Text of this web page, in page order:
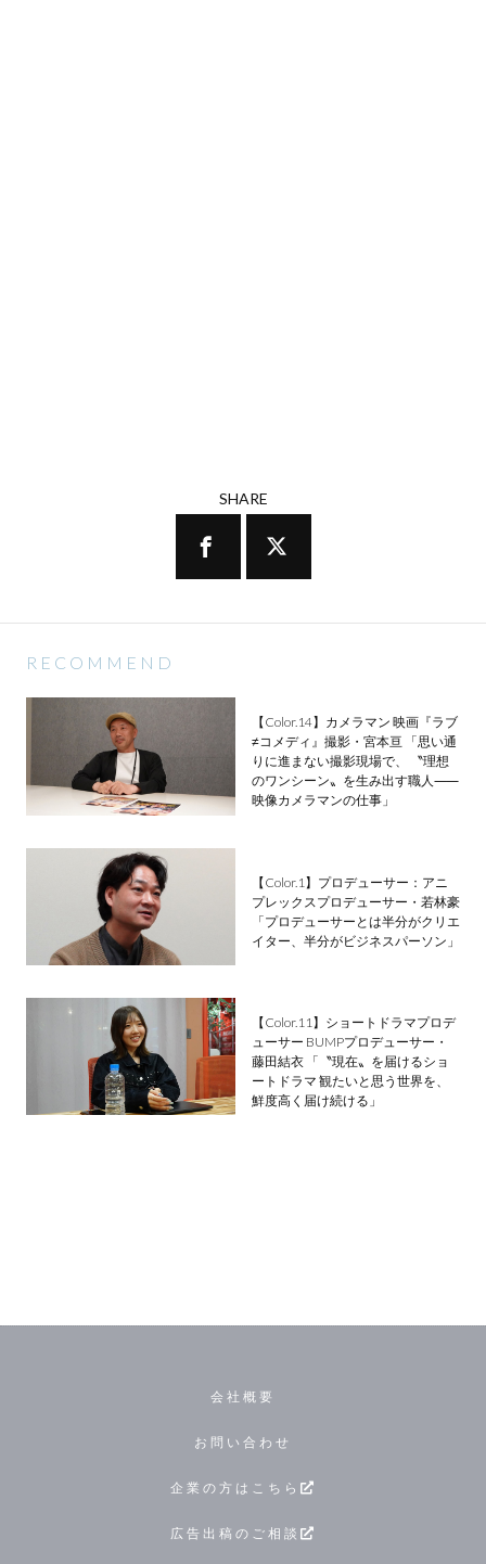
SHARE
RECOMMEND
【Color.14】カメラマン 映画『ラブ
≠コメディ』撮影・宮本亘 「思い通
りに進まない撮影現場で、 〝理想
のワンシーン〟を生み出す職人⸺
映像カメラマンの仕事」
【Color.1】プロデューサー：アニ
プレックスプロデューサー・若林豪
「プロデューサーとは半分がクリエ
イター、半分がビジネスパーソン」
【Color.11】ショートドラマプロデ
ューサー BUMPプロデューサー・
藤田結衣 「〝現在〟を届けるショ
ートドラマ 観たいと思う世界を、
鮮度高く届け続ける」
会社概要
お問い合わせ
企業の方はこちら
広告出稿のご相談